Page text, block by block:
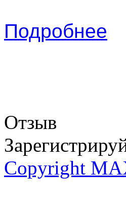
Подробнее
Отзыв
Copyright